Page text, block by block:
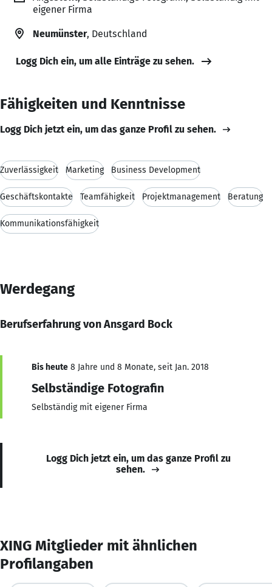
eigener Firma
Neumünster, Deutschland
Logg Dich ein, um alle Einträge zu sehen.
Fähigkeiten und Kenntnisse
Logg Dich jetzt ein, um das ganze Profil zu sehen.
Zuverlässigkeit Marketing Business Development
Geschäftskontakte Teamfähigkeit Projektmanagement Beratung
Kommunikationsfähigkeit
Werdegang
Berufserfahrung von Ansgard Bock
Bis heute 8 Jahre und 8 Monate, seit Jan. 2018
Selbständige Fotografin
Selbständig mit eigener Firma
Logg Dich jetzt ein, um das ganze Profil zu
sehen.
XING Mitglieder mit ähnlichen
Profilangaben